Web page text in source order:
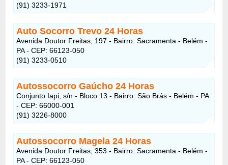
(91) 3233-1971
Auto Socorro Trevo24 Horas
Avenida Doutor Freitas, 197 - Bairro: Sacramenta - Belém -
PA - CEP: 66123-050
(91) 3233-0510
Autossocorro Gaúcho24 Horas
Conjunto Iapi, s/n - Bloco 13 - Bairro: São Brás - Belém - PA
- CEP: 66000-001
(91) 3226-8000
Autossocorro Magela24 Horas
Avenida Doutor Freitas, 353 - Bairro: Sacramenta - Belém -
PA - CEP: 66123-050